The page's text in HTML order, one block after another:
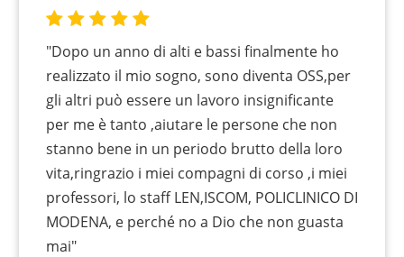
"Dopo un anno di alti e bassi finalmente ho
realizzato il mio sogno, sono diventa OSS,per
gli altri può essere un lavoro insignificante
per me è tanto ,aiutare le persone che non
stanno bene in un periodo brutto della loro
vita,ringrazio i miei compagni di corso ,i miei
professori, lo staff LEN,ISCOM, POLICLINICO DI
MODENA, e perché no a Dio che non guasta
mai"